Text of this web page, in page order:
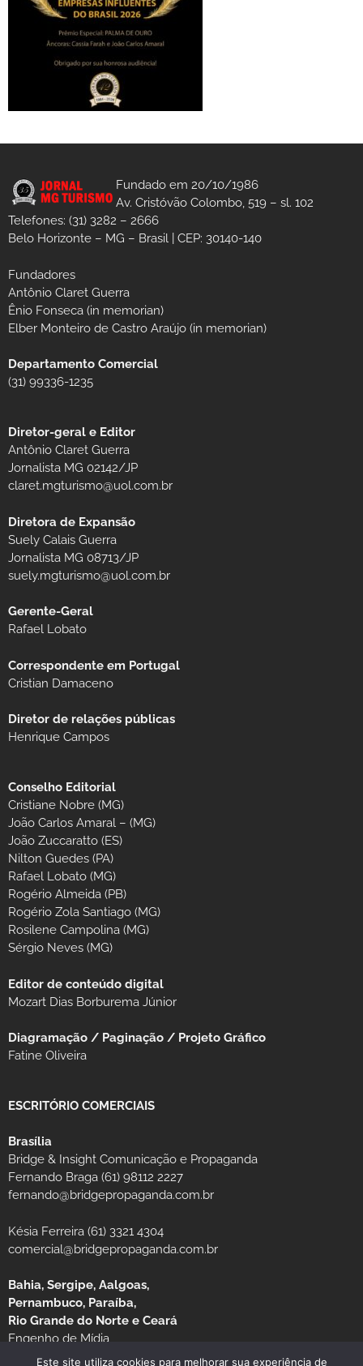
Fundado em 20/10/1986
Av. Cristóvão Colombo, 519 – sl. 102
Telefones: (31) 3282 – 2666
Belo Horizonte – MG – Brasil | CEP: 30140-140
Fundadores
Antônio Claret Guerra
Ênio Fonseca (in memorian)
Elber Monteiro de Castro Araújo (in memorian)
Departamento Comercial
(31) 99336-1235
Diretor-geral e Editor
Antônio Claret Guerra
Jornalista MG 02142/JP
claret.mgturismo@uol.com.br
Diretora de Expansão
Suely Calais Guerra
Jornalista MG 08713/JP
suely.mgturismo@uol.com.br
Gerente-Geral
Rafael Lobato
Correspondente em Portugal
Cristian Damaceno
Diretor de relações públicas
Henrique Campos
Conselho Editorial
Cristiane Nobre (MG)
João Carlos Amaral – (MG)
João Zuccaratto (ES)
Nilton Guedes (PA)
Rafael Lobato (MG)
Rogério Almeida (PB)
Rogério Zola Santiago (MG)
Rosilene Campolina (MG)
Sérgio Neves (MG)
Editor de conteúdo digital
Mozart Dias Borburema Júnior
Diagramação / Paginação / Projeto Gráfico
Fatine Oliveira
ESCRITÓRIO COMERCIAIS
Brasília
Bridge & Insight Comunicação e Propaganda
Fernando Braga (61) 98112 2227
fernando@bridgepropaganda.com.br
Késia Ferreira (61) 3321 4304
comercial@bridgepropaganda.com.br
Bahia, Sergipe, Aalgoas,
Pernambuco, Paraíba,
Rio Grande do Norte e Ceará
Engenho de Mídia
Luciano Moura (81) 99939-0235 / (81) 3126-8181
Este site utiliza cookies para melhorar sua experiência de